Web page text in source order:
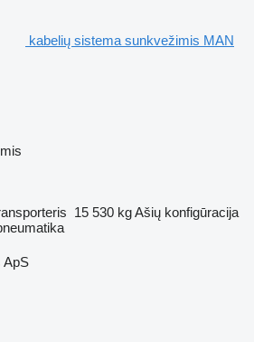
kabelių sistema sunkvežimis MAN
15 530 kgAšių konfigūracija
ApS